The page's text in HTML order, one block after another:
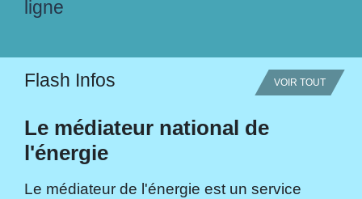
ligne
Flash Infos VOIR TOUT
Le médiateur national de
l'énergie
Le médiateur de l'énergie est un service